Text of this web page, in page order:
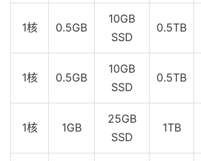
联
通
黑
龙
动
40%
1核 0.5GB
10GB
SSD
0.5TB
1核 0.5GB
10GB
SSD
0.5TB
1核 1GB
25GB
SSD
1TB